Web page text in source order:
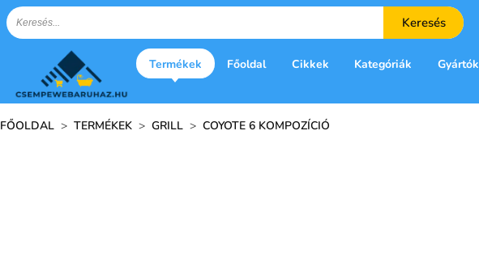
Keresés
Termékek Főoldal Cikkek Kategóriák Gyártók
FŐOLDAL > TERMÉKEK > GRILL > COYOTE 6 KOMPOZÍCIÓ